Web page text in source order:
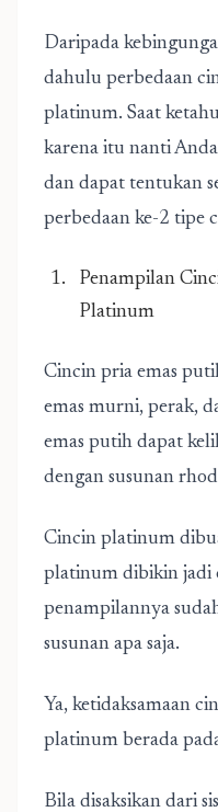
Daripada
dahulu perbedaan
platinum. Saat
karena itu nanti
dan dapat tentukan
perbedaan ke-2 tipe
Penampilan
Platinum
Cincin pria emas
emas murni, perak,
emas putih dapat
dengan susunan
Cincin platinum
platinum dibikin jadi
penampilannya
susunan apa saja.
Ya, ketidaksamaan
platinum berada
Bila disaksikan dari